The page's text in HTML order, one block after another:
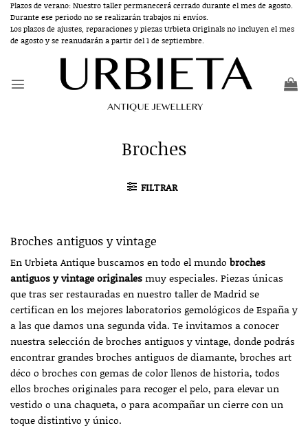
Saltar
contenido
Plazos de verano: Nuestro taller permanecerá cerrado durante el mes de agosto.
Durante ese periodo no se realizarán trabajos ni envíos.
Los plazos de ajustes, reparaciones y piezas Urbieta Originals no incluyen el mes
de agosto y se reanudarán a partir del 1 de septiembre.
Broches
FILTRAR
Broches antiguos y vintage
En Urbieta Antique buscamos en todo el mundo broches
antiguos y vintage originalesmuy especiales. Piezas únicas
que tras ser restauradas en nuestro taller de Madrid se
certifican en los mejores laboratorios gemológicos de España y
a las que damos una segunda vida. Te invitamos a conocer
nuestra selección debroches antiguos y vintage, donde podrás
encontrar grandes broches antiguos de diamante, broches art
déco o broches con gemas de color llenos de historia, todos
ellos broches originales para recoger el pelo, para elevar un
vestido o una chaqueta, o para acompañar un cierre con un
toque distintivo y único.